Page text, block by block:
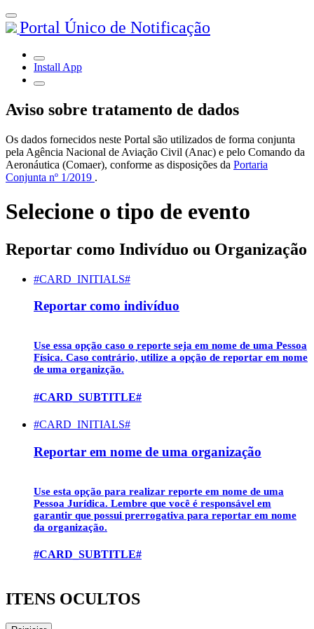
Portal Único de Notificação
Install App
Aviso sobre tratamento de dados
Os dados fornecidos neste Portal são utilizados de forma conjunta
pela Agência Nacional de Aviação Civil (Anac) e pelo Comando da
Aeronáutica (Comaer), conforme as disposições da Portaria
Conjunta nº 1/2019 .
Selecione o tipo de evento
Reportar como Indivíduo ou Organização
#CARD_INITIALS#
Reportar como indivíduo
Use essa opção caso o reporte seja em nome de uma Pessoa
Física. Caso contrário, utilize a opção de reportar em nome
de uma organizção.
#CARD_SUBTITLE#
#CARD_INITIALS#
Reportar em nome de uma organização
Use esta opção para realizar reporte em nome de uma
Pessoa Jurídica. Lembre que você é responsável em
garantir que possui prerrogativa para reportar em nome
da organização.
#CARD_SUBTITLE#
ITENS OCULTOS